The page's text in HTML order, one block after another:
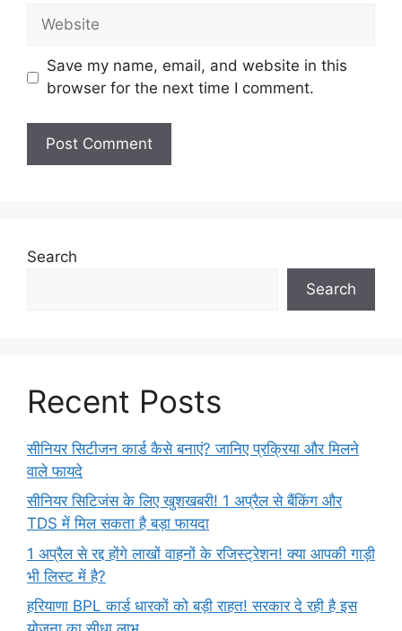
Website
Save my name, email, and website in this
browser for the next time I comment.
Search
Search
Recent Posts
सीनियर सिटीजन कार्ड कैसे बनाएं? जानिए प्रक्रिया और मिलने
वाले फायदे
सीनियर सिटिजंस के लिए खुशखबरी! 1 अप्रैल से बैंकिंग और
TDS में मिल सकता है बड़ा फायदा
1 अप्रैल से रद्द होंगे लाखों वाहनों के रजिस्ट्रेशन! क्या आपकी गाड़ी
भी लिस्ट में है?
हरियाणा BPL कार्ड धारकों को बड़ी राहत! सरकार दे रही है इस